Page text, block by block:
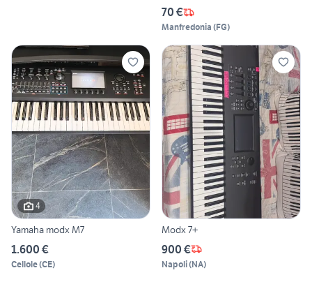
70 €
Manfredonia (FG)
4
Yamaha modx M7
1.600 €
Cellole(CE)
Modx 7+
900 €
Napoli(NA)